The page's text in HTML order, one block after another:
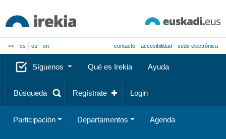
<< es eu en contacto accesibilidad sede electrónica
Síguenos Qué es Irekia Ayuda
Búsqueda Regístrate Login
Participación Departamentos Agenda